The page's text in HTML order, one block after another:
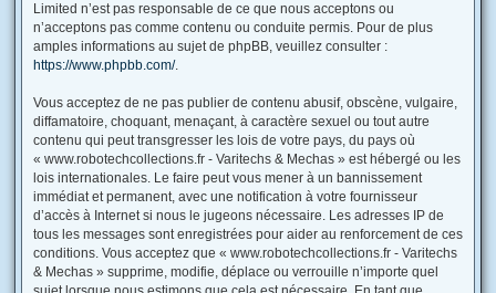
Limited n’est pas responsable de ce que nous acceptons ou
n’acceptons pas comme contenu ou conduite permis. Pour de plus
amples informations au sujet de phpBB, veuillez consulter :
https://www.phpbb.com/.
Vous acceptez de ne pas publier de contenu abusif, obscène, vulgaire,
diffamatoire, choquant, menaçant, à caractère sexuel ou tout autre
contenu qui peut transgresser les lois de votre pays, du pays où
« www.robotechcollections.fr - Varitechs & Mechas » est hébergé ou les
lois internationales. Le faire peut vous mener à un bannissement
immédiat et permanent, avec une notification à votre fournisseur
d’accès à Internet si nous le jugeons nécessaire. Les adresses IP de
tous les messages sont enregistrées pour aider au renforcement de ces
conditions. Vous acceptez que « www.robotechcollections.fr - Varitechs
& Mechas » supprime, modifie, déplace ou verrouille n’importe quel